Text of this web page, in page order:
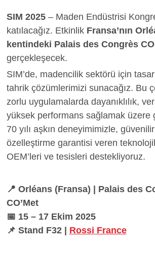
SIM 2025– Maden Endüstrisi
katılacağız. Etkinlik Fransa’nın
kentindeki Palais des Congrès
gerçekleşecek.
SIM’de, madencilik sektörü için
tahrik çözümlerimizi sunacağız. Bu
zorlu uygulamalarda dayanıklılık,
yüksek performans sağlamak üzere
70 yılı aşkın deneyimimizle,
özelleştirme garantisi veren
OEM’leri ve tesisleri destekliyoruz.
📍 Orléans (Fransa) | Palais des
CO’Met
📅 15 – 17 Ekim 2025
📌 Stand F32 | Rossi France